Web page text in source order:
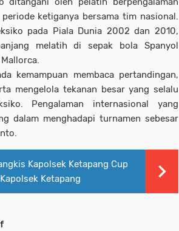
ketiganya bersama tim nasional.
pada Piala Dunia 2002 dan 2010,
melatih di sepak bola Spanyol
kemampuan membaca pertandingan,
mengelola tekanan besar yang selalu
Pengalaman internasional yang
dalam menghadapi turnamen sebesar
Kapolsek Ketapang Cup
Ketapang